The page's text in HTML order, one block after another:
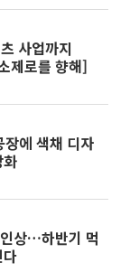
사업까지
제로를 향해]
에 색채 디자
상…하반기 먹